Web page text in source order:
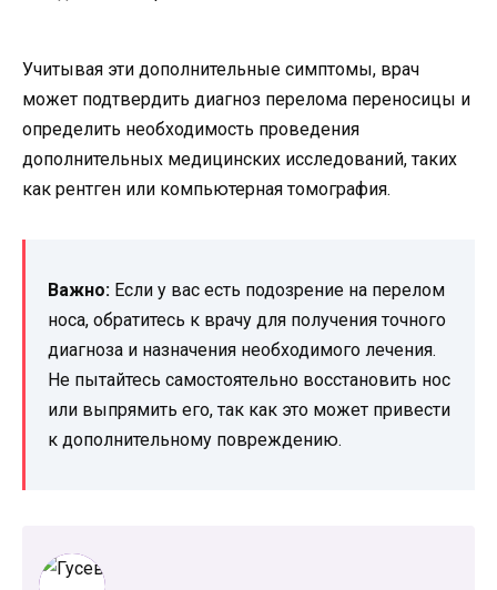
Учитывая эти дополнительные симптомы, врач
может подтвердить диагноз перелома переносицы и
определить необходимость проведения
дополнительных медицинских исследований, таких
как рентген или компьютерная томография.
Важно: Если у вас есть подозрение на перелом
носа, обратитесь к врачу для получения точного
диагноза и назначения необходимого лечения.
Не пытайтесь самостоятельно восстановить нос
или выпрямить его, так как это может привести
к дополнительному повреждению.